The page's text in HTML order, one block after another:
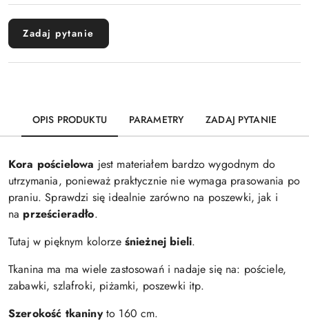
Zadaj pytanie
OPIS PRODUKTU PARAMETRY ZADAJ PYTANIE
Kora pościelowa jest materiałem bardzo wygodnym do
utrzymania, ponieważ praktycznie nie wymaga prasowania po
praniu. Sprawdzi się idealnie zarówno na poszewki, jak i
na prześcieradło.
Tutaj w pięknym kolorze śnieżnej bieli.
Tkanina ma ma wiele zastosowań i nadaje się na: pościele,
zabawki, szlafroki, piżamki, poszewki itp.
Szerokość tkaninyto 160 cm.